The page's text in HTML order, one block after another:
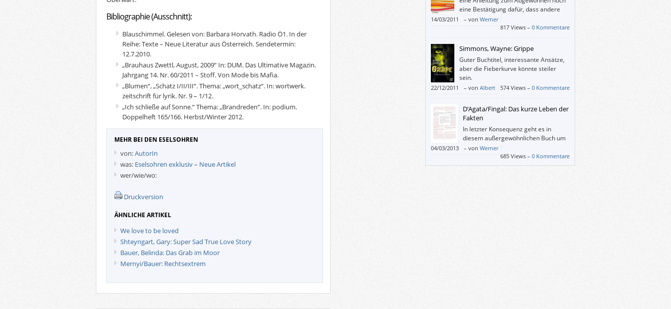
Bibliographie (Ausschnitt):
Blauschimmel. Gelesen von: Barbara Horvath. Radio Ö1. In der
Reihe: Texte – Neue Literatur aus Österreich. Sendetermin:
12.7.2010.
„Brauhaus Zwettl, August, 2009“ In: DUM. Das Ultimative Magazin.
Jahrgang 14. Nr. 60/2011 – Stoff. Von Mode bis Mafia.
„Blumen“, „Schatz I/II/III“. Thema: „wort_schatz“. In: wortwerk.
zeitschrift für lyrik. Nr. 9 – 1/12.
„Ich schließe auf Sonne.“ Thema: „Brandreden“. In: podium.
Doppelheft 165/166. Herbst/Winter 2012.
MEHR BEI DEN ESELSOHREN
von:AutorIn
was: Eselsohren exklusiv– Neue Artikel
wer/wie/wo:
Druckversion
ÄHNLICHE ARTIKEL
We love to be loved
Shteyngart, Gary: Super Sad True Love Story
Bauer, Belinda: Das Grab im Moor
Mernyi/Bauer: Rechtsextrem
eine Bestätigung dafür, dass andere
dies auch nicht schaffen. „Nikotin“ ist
ein Buch über autonomes Handeln.
14/03/2011 – von Werner
817 Views – 0 Kommentare
Simmons, Wayne: Grippe
Guter Buchtitel, interessante Ansätze,
aber die Fieberkurve könnte steiler
sein.
22/12/2011 – von Albert 574 Views – 0 Kommentare
D‘Agata/Fingal: Das kurze Leben der
Fakten
In letzter Konsequenz geht es in
diesem außergewöhnlichen Buch um
die große Frage, ob sich „die Welt“ mit
Worten „wirklich“ beschreiben lässt. Eine kleinere
Frage ist, ob sich die angeblich objektiven
04/03/2013 – von Werner
685 Views – 0 Kommentare